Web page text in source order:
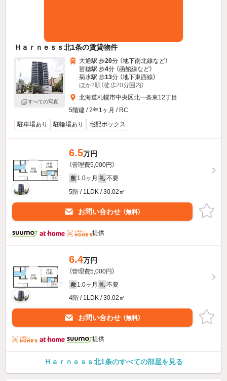
Ｈａｒｎｅｓｓ北1条の賃貸物件
すべての写真
大通駅 歩20分 （地下南北線など）
苗穂駅 歩4分 （函館線など）
菊水駅 歩13分 （地下東西線）
ほか2駅（徒歩20分圏内）
北海道札幌市中央区北一条東12丁目
5階建 / 2年1ヶ月 / RC
駐車場あり
駐輪場あり 宅配ボックス
6.5万円
（管理費5,000円）
敷 1.0ヶ月 礼 不要
5階 / 1LDK / 30.02㎡
お問い合わせ （無料）
提供
6.4万円
（管理費5,000円）
敷 1.0ヶ月 礼 不要
4階 / 1LDK / 30.02㎡
お問い合わせ （無料）
提供
Ｈａｒｎｅｓｓ北1条のすべての部屋を見る